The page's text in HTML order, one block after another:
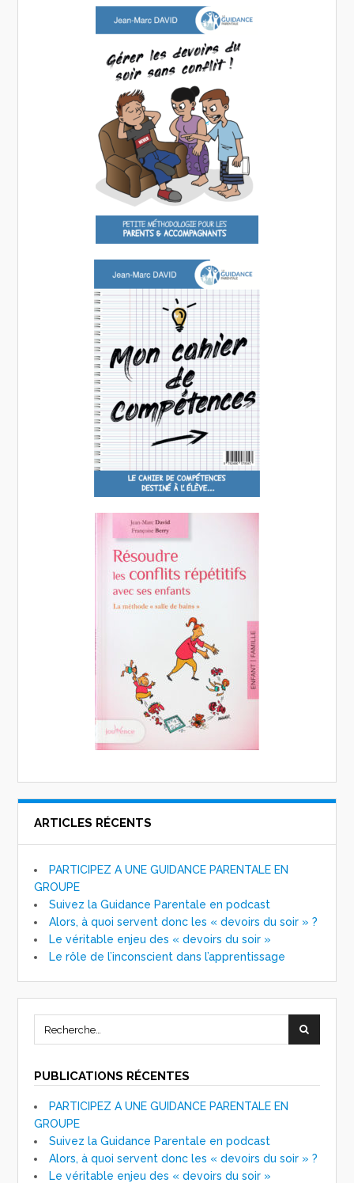
ARTICLES RÉCENTS
PARTICIPEZ A UNE GUIDANCE PARENTALE EN
GROUPE
Suivez la Guidance Parentale en podcast
Alors, à quoi servent donc les « devoirs du soir » ?
Le véritable enjeu des « devoirs du soir »
Le rôle de l’inconscient dans l’apprentissage
PUBLICATIONS RÉCENTES
PARTICIPEZ A UNE GUIDANCE PARENTALE EN
GROUPE
Suivez la Guidance Parentale en podcast
Alors, à quoi servent donc les « devoirs du soir » ?
Le véritable enjeu des « devoirs du soir »